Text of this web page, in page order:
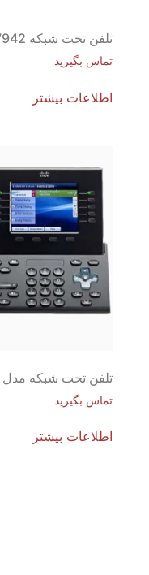
تلفن تحت شبکه cisco 7942 سیسکو
تماس بگیرید
اطلاعات بیشتر
تلفن تحت شبکه مدل 8961 سیسکو
تماس بگیرید
اطلاعات بیشتر